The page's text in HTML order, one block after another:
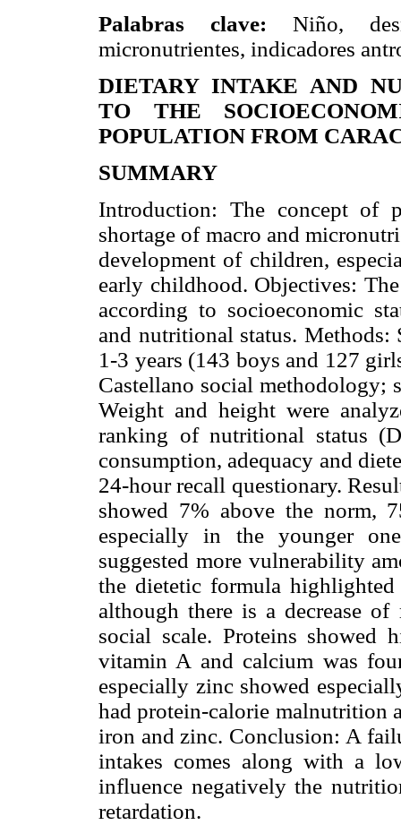
Palabras clave: Niño,
micronutrientes, indicadores
DIETARY INTAKE AND
TO THE
POPULATION FROM
SUMMARY
Introduction: The concept of
shortage of macro and
development of children,
early childhood. Objectives:
according to socioeconomic
and nutritional status. Methods:
1-3 years (143 boys and 127
Castellano social
Weight and height were
ranking of nutritional status
consumption, adequacy and
24-hour recall questionary.
showed 7% above the norm,
especially in the younger
suggested more vulnerability
the dietetic formula
although there is a decrease
social scale. Proteins showed
vitamin A and calcium was
especially zinc showed
had protein-calorie malnutrition
iron and zinc. Conclusion: A
intakes comes along with a
influence negatively the
retardation.